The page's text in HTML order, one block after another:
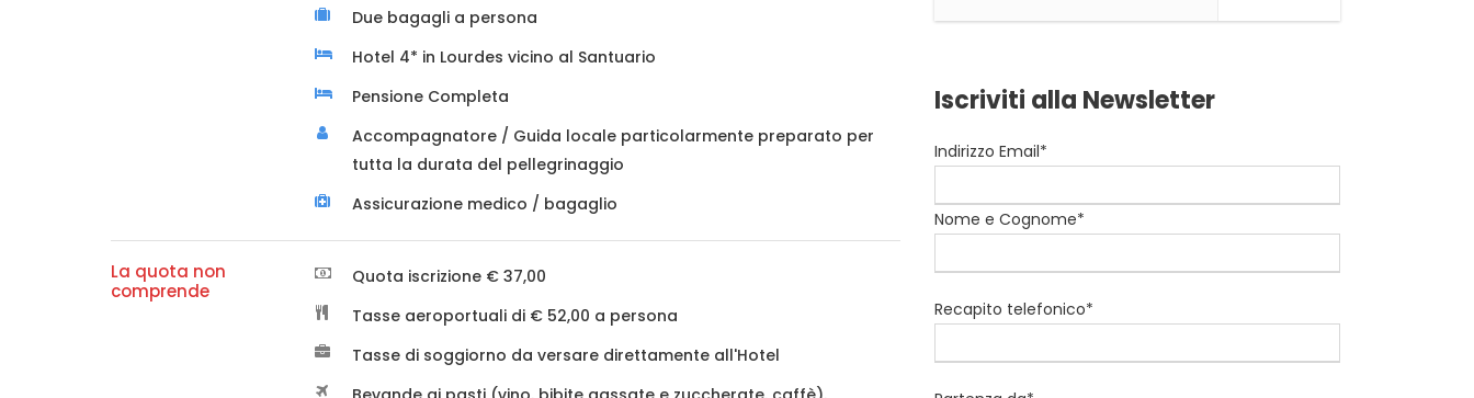
Iscriviti alla Newsletter
Indirizzo Email*
Nome e Cognome*
Recapito telefonico*
Due bagagli a persona
Hotel 4* in Lourdes vicino al Santuario
Pensione Completa
Accompagnatore / Guida locale particolarmente preparato per
tutta la durata del pellegrinaggio
Assicurazione medico / bagaglio
La quota non
comprende
Quota iscrizione € 37,00
Tasse aeroportuali di € 52,00 a persona
Tasse di soggiorno da versare direttamente all'Hotel